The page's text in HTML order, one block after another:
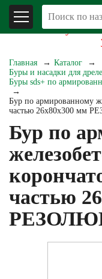
В связи со
обстановкой
Главная
Каталог
Буры и насадки для
Буры sds+ по
Бур по армированному
частью 26х80х300 мм
Бур по
частью